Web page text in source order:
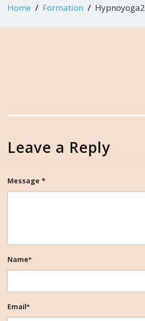
Home Formation Hypnoyoga2
Leave a Reply
Message *
Name*
Email*